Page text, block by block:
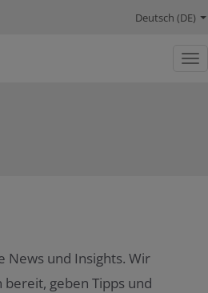
Deutsch (DE)
News und Insights. Wir
geben Tipps und